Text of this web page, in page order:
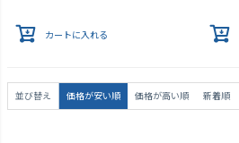
カートに入れる
並び替え 価格が安い順 価格が高い順 新着順